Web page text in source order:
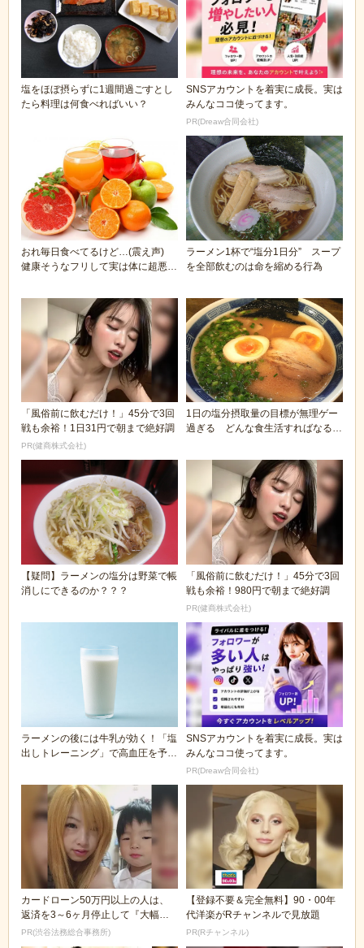
塩をほぼ摂らずに1週間過ごすとし
たら料理は何食べればいい？
SNSアカウントを着実に成長。実は
みんなココ使ってます。
PR(Dreaw合同会社)
おれ毎日食べてるけど…(震え声)
健康そうなフリして実は体に超悪い
ラーメン1杯で“塩分1日分” スープ
を全部飲むのは命を縮める行為
「風俗前に飲むだけ！」45分で3回
戦も余裕！1日31円で朝まで絶好調
PR(健商株式会社)
1日の塩分摂取量の目標が無理ゲー
過ぎる どんな食生活すればなるん
【疑問】ラーメンの塩分は野菜で帳
消しにできるのか？？？
「風俗前に飲むだけ！」45分で3回
戦も余裕！980円で朝まで絶好調
PR(健商株式会社)
ラーメンの後には牛乳が効く！「塩
出しトレーニング」で高血圧を予防
SNSアカウントを着実に成長。実は
みんなココ使ってます。
PR(Dreaw合同会社)
カードローン50万円以上の人は、
返済を3～6ヶ月停止して『大幅に
減額してから返済...
PR(渋谷法務総合事務所)
【登録不要＆完全無料】90・00年
代洋楽がRチャンネルで見放題
PR(Rチャンネル)